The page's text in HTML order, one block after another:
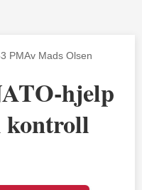
PMAv Mads Olsen
hjelp
kontroll